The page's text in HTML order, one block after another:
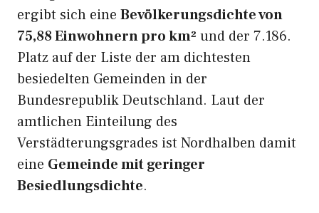
ergibt sich eine Bevölkerungsdichte von
75,88 Einwohnern pro km² und der 7.186.
Platz auf der Liste der am dichtesten
besiedelten Gemeinden in der
Bundesrepublik Deutschland. Laut der
amtlichen Einteilung des
Verstädterungsgrades ist Nordhalben damit
eine Gemeinde mit geringer
Besiedlungsdichte.